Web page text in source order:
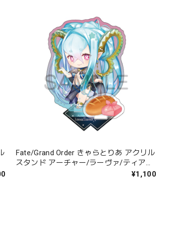
Fate/Grand Order きゃらとりあ アクリル
スタンド アーチャー/ラーヴァ/ティアマ
¥1,100